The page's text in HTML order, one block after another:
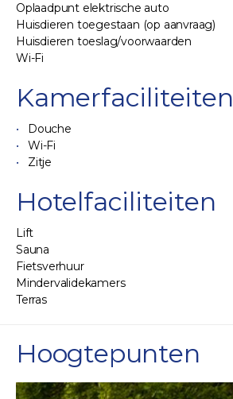
Oplaadpunt elektrische auto
Huisdieren toegestaan (op aanvraag)
Huisdieren toeslag/voorwaarden
Wi-Fi
Kamerfaciliteiten
Douche
Wi-Fi
Zitje
Hotelfaciliteiten
Lift
Sauna
Fietsverhuur
Mindervalidekamers
Terras
Hoogtepunten